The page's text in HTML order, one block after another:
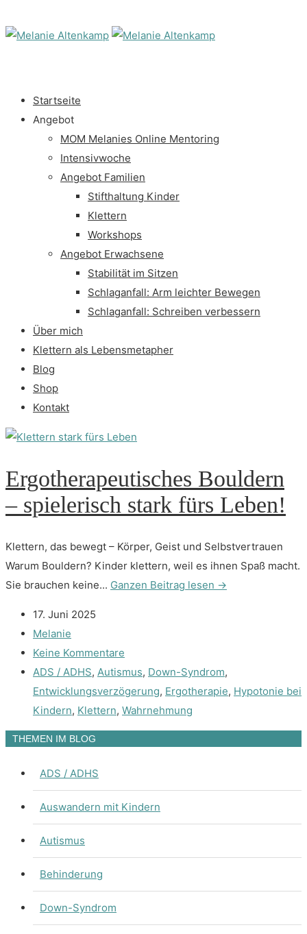
Startseite
Angebot
MOM Melanies Online Mentoring
Intensivwoche
Angebot Familien
Stifthaltung Kinder
Klettern
Workshops
Angebot Erwachsene
Stabilität im Sitzen
Schlaganfall: Arm leichter Bewegen
Schlaganfall: Schreiben verbessern
Über mich
Klettern als Lebensmetapher
Blog
Shop
Kontakt
Ergotherapeutisches Bouldern
– spielerisch stark fürs Leben!
Klettern, das bewegt – Körper, Geist und Selbstvertrauen
Warum Bouldern? Kinder klettern, weil es ihnen Spaß macht.
Sie brauchen keine... Ganzen Beitrag lesen →
17. Juni 2025
Melanie
Keine Kommentare
ADS / ADHS, Autismus, Down-Syndrom,
Entwicklungsverzögerung, Ergotherapie, Hypotonie bei
Kindern, Klettern, Wahrnehmung
THEMEN IM BLOG
ADS / ADHS
Auswandern mit Kindern
Autismus
Behinderung
Down-Syndrom